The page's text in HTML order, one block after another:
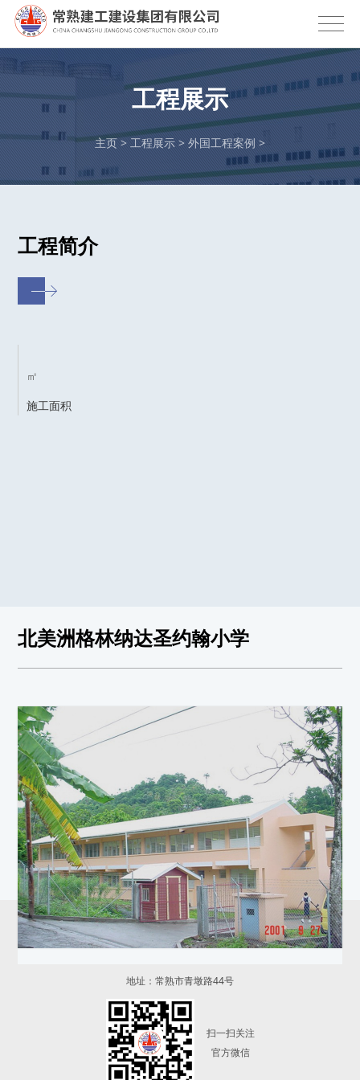
工程展示
主页>工程展示 > 外国工程案例 >
工程简介
㎡
施工面积
北美洲格林纳达圣约翰小学
常熟建工建设集团有限公司
电话：0512-52738000
地址：常熟市青墩路44号
扫一扫关注
官方微信